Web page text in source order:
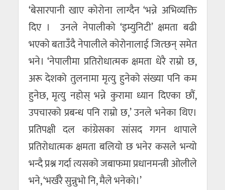
‘बेसारपानी खाए कोरोना लाग्दैन ‘भन्ने अभिव्यक्ति
दिए । उनले नेपालीको ‘इम्युनिटी’ क्षमता बढी
भएको बताउँदै नेपालीले कोरोनालाई जित्छन् समेत
भने। ‘नेपालीमा प्रतिरोधात्मक क्षमता धेरै राम्रो छ,
अरू देशको तुलनामा मृत्यु हुनेको संख्या पनि कम
हुनेछ, मृत्यु नहोस् भन्ने कुरामा ध्यान दिएका छौं,
उपचारको प्रबन्ध पनि राम्रो छ,’ उनले भनेका थिए।
प्रतिपक्षी दल कांग्रेसका सांसद गगन थापाले
प्रतिरोधात्मक क्षमता बलियो छ भनेर कसले भन्यो
भन्दै प्रश्न गर्दा त्यसको जबाफमा प्रधानमन्त्री ओलीले
भने, ‘भर्खरै सुन्नुभो नि, मैले भनेको।’